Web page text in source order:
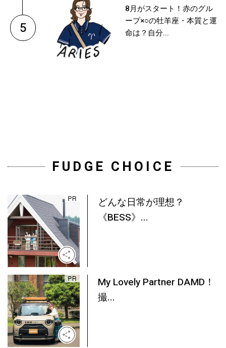
5
8月がスタート！赤のグル
ープ×○の牡羊座・本質と運
命は？自分...
FUDGE CHOICE
どんな日常が理想？
《BESS》...
My Lovely Partner DAMD！
撮...